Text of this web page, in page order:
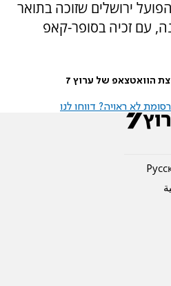
84:79 לזכות הפועל ירושלים שזוכה בתואר
עם זכיה בסופר-קאפ
הוואטצאפ של ערוץ 7
לא ראויה? דווחו לנו